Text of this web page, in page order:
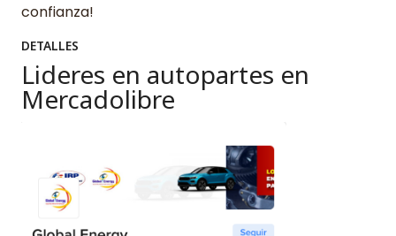
confianza!
DETALLES
Lideres en autopartes en
Mercadolibre